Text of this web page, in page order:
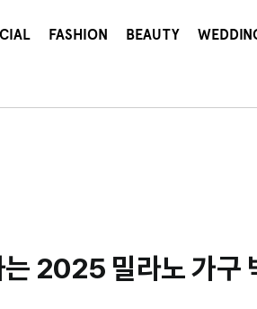
FASHION BEAUTY
는 2025 밀라노 가구